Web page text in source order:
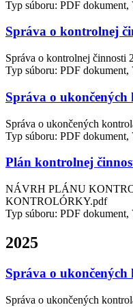
Typ súboru: PDF
Správa o kontrolnej
Správa o kontrolnej činnosti
Typ súboru: PDF
Správa o ukončených
Správa o ukončených
Typ súboru: PDF
Plán kontrolnej
NÁVRH PLÁNU
KONTROLÓRKY.pdf
Typ súboru: PDF
2025
Správa o ukončených
Správa o ukončených